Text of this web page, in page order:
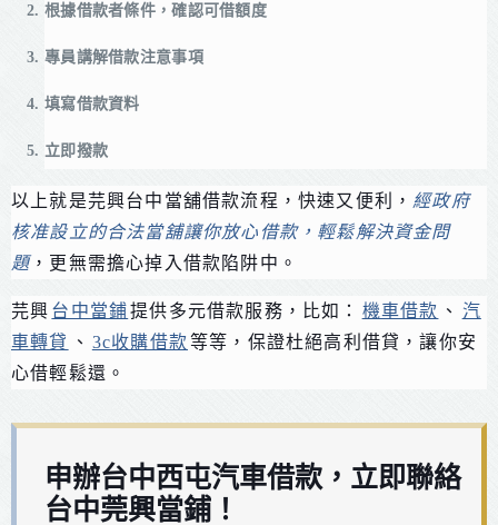
根據借款者條件，確認可借額度
專員講解借款注意事項
填寫借款資料
立即撥款
以上就是芫興台中當舖借款流程，快速又便利， 經政府
核准設立的合法當舖讓你放心借款，輕鬆解決資金問
題，更無需擔心掉入借款陷阱中。
芫興 台中當鋪提供多元借款服務，比如： 機車借款 、 汽
車轉貸
、 3c收購借款等等，保證杜絕高利借貸，讓你安
心借輕鬆還。
申辦台中西屯汽車借款，立即聯絡
台中莞興當鋪！